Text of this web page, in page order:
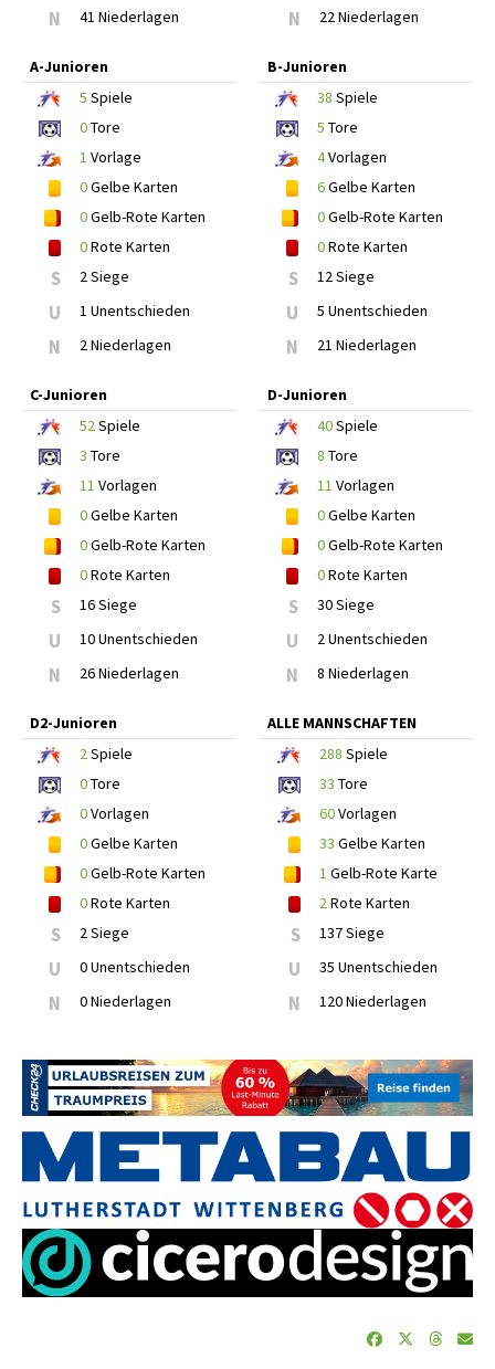
N 41 Niederlagen N 22 Niederlagen
A-Junioren
5 Spiele
0Tore
1 Vorlage
0Gelbe Karten
0Gelb-Rote Karten
0Rote Karten
S 2 Siege
U 1 Unentschieden
N 2 Niederlagen
B-Junioren
38 Spiele
5 Tore
4Vorlagen
6Gelbe Karten
0Gelb-Rote Karten
0Rote Karten
S 12 Siege
U 5 Unentschieden
N 21 Niederlagen
C-Junioren
52Spiele
3 Tore
11 Vorlagen
0Gelbe Karten
0Gelb-Rote Karten
0Rote Karten
S 16 Siege
U 10 Unentschieden
N 26 Niederlagen
D-Junioren
40Spiele
8 Tore
11 Vorlagen
0Gelbe Karten
0Gelb-Rote Karten
0Rote Karten
S 30 Siege
U 2 Unentschieden
N 8 Niederlagen
D2-Junioren
2Spiele
0Tore
0Vorlagen
0Gelbe Karten
0Gelb-Rote Karten
0Rote Karten
S 2 Siege
U 0 Unentschieden
N 0 Niederlagen
ALLE MANNSCHAFTEN
288 Spiele
33 Tore
60Vorlagen
33 Gelbe Karten
1 Gelb-Rote Karte
2Rote Karten
S 137 Siege
U 35 Unentschieden
N 120 Niederlagen